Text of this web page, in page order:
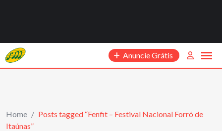
Anuncie Grátis
Home / Posts tagged “Fenfit – Festival Nacional Forró de
Itaúnas”